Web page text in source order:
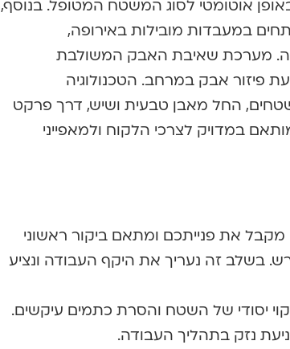
אוטומטי לסוג המשטח המטופל. בנוסף,
במעבדות מובילות באירופה,
מערכת שאיבת האבק המשולבת
פיזור אבק במרחב. הטכנולוגיה
החל מאבן טבעית ושיש, דרך פרקט
במדויק לצרכי הלקוח ולמאפייני
את פנייתכם ומתאם ביקור ראשוני
בשלב זה נעריך את היקף העבודה ונציע
יסודי של השטח והסרת כתמים עיקשים.
נזק בתהליך העבודה.